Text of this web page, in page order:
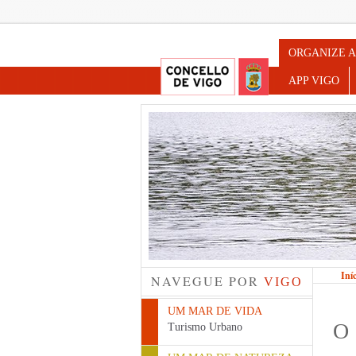
Turismo
ORGANIZE
APP VIGO
NAVEGUE POR VIGO
UM MAR DE VIDA
Turismo Urbano
O